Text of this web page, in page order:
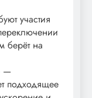
участия
берёт на
—
подходящее